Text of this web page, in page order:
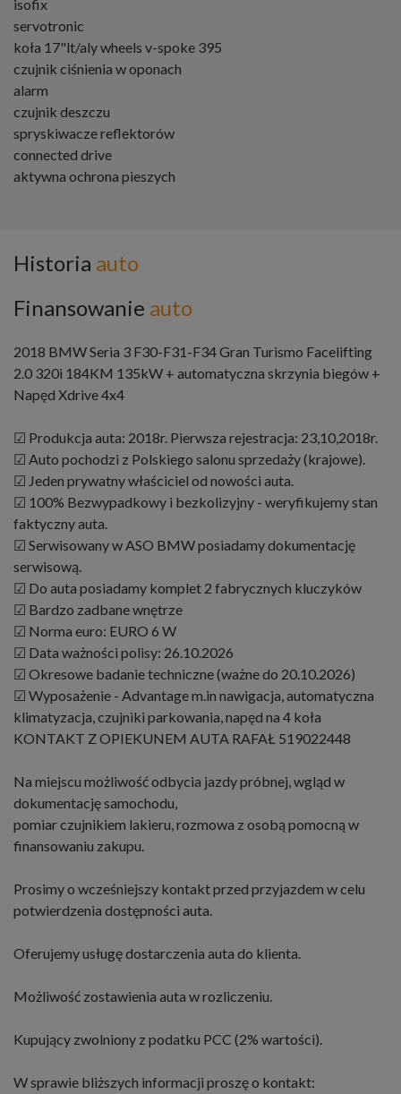
isofix
servotronic
koła 17"lt/aly wheels v-spoke 395
czujnik ciśnienia w oponach
alarm
czujnik deszczu
spryskiwacze reflektorów
connected drive
aktywna ochrona pieszych
Historia auto
Finansowanie auto
2018 BMW Seria 3 F30-F31-F34 Gran Turismo Facelifting
2.0 320i 184KM 135kW + automatyczna skrzynia biegów +
Napęd Xdrive 4x4
☑ Produkcja auta: 2018r. Pierwsza rejestracja: 23,10,2018r.
☑ Auto pochodzi z Polskiego salonu sprzedaży (krajowe).
☑ Jeden prywatny właściciel od nowości auta.
☑ 100% Bezwypadkowy i bezkolizyjny - weryfikujemy stan
faktyczny auta.
☑ Serwisowany w ASO BMW posiadamy dokumentację
serwisową.
☑ Do auta posiadamy komplet 2 fabrycznych kluczyków
☑ Bardzo zadbane wnętrze
☑ Norma euro: EURO 6 W
☑ Data ważności polisy: 26.10.2026
☑ Okresowe badanie techniczne (ważne do 20.10.2026)
☑ Wyposażenie - Advantage m.in nawigacja, automatyczna
klimatyzacja, czujniki parkowania, napęd na 4 koła
KONTAKT Z OPIEKUNEM AUTA RAFAŁ 519022448
Na miejscu możliwość odbycia jazdy próbnej, wgląd w
dokumentację samochodu,
pomiar czujnikiem lakieru, rozmowa z osobą pomocną w
finansowaniu zakupu.
Prosimy o wcześniejszy kontakt przed przyjazdem w celu
potwierdzenia dostępności auta.
Oferujemy usługę dostarczenia auta do klienta.
Możliwość zostawienia auta w rozliczeniu.
Kupujący zwolniony z podatku PCC (2% wartości).
W sprawie bliższych informacji proszę o kontakt: